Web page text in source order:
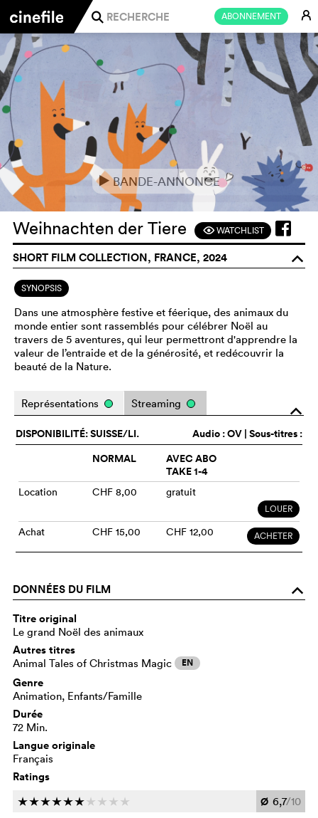
ABONNEMENT E
j
eBANDE-ANNONCE
Weihnachten der Tiere FWATCHLIST
SHORT FILM COLLECTION, FRANCE, 2024 o
SYNOPSIS
Dans une atmosphère festive et féerique, des animaux du
monde entier sont rassemblés pour célébrer Noël au
travers de 5 aventures, qui leur permettront d'apprendre la
valeur de l’entraide et de la générosité, et redécouvrir la
beauté de la Nature.
o
Représentations Streaming
Audio :OV | Sous-titres :
DISPONIBILITÉ: SUISSE/LI.
NORMAL
AVEC ABO
TAKE 1-4
Location CHF 8,00 gratuit
LOUER
Achat CHF 15,00 CHF 12,00 ACHETER
DONNÉES DU FILM o
Titre original
Le grand Noël des animaux
Autres titres
Animal Tales of Christmas Magic EN
Genre
Animation, Enfants/Famille
Durée
72 Min.
Langue originale
Français
Ratings
cccccc c c c c Ø 6,7/10